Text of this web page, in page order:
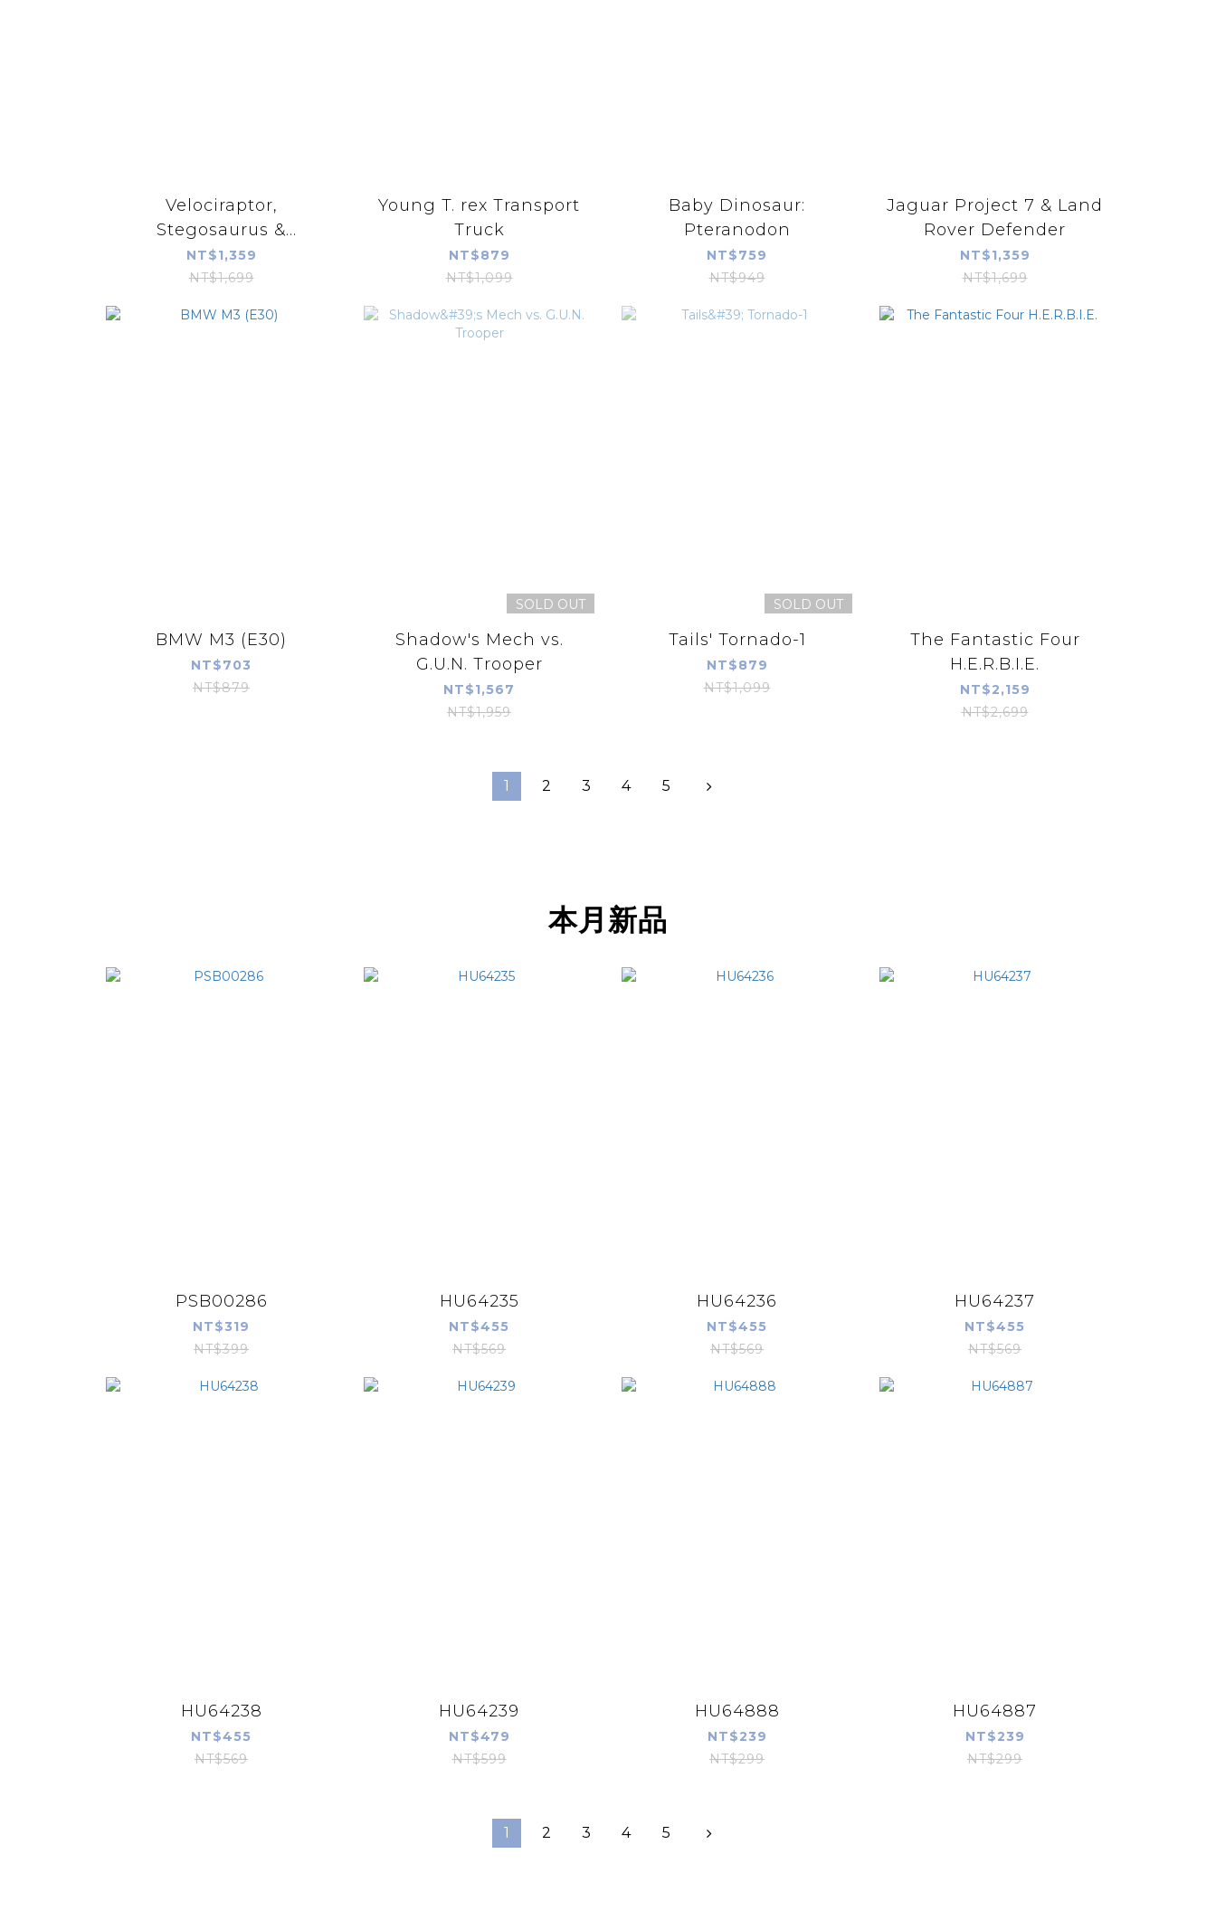
Velociraptor,
Stegosaurus &
Pteranodon R
NT$1,359
NT$1,699
Young T. rex Transport
Truck
NT$879
NT$1,099
Baby Dinosaur:
Pteranodon
NT$759
NT$949
Jaguar Project 7 & Land
Rover Defender
NT$1,359
NT$1,699
BMW M3 (E30)
NT$703
NT$879
SOLD OUT
Shadow's Mech vs.
G.U.N. Trooper
NT$1,567
NT$1,959
SOLD OUT
Tails' Tornado-1
NT$879
NT$1,099
The Fantastic Four
H.E.R.B.I.E.
NT$2,159
NT$2,699
1 2 3 4 5
本月新品
PSB00286
NT$319
NT$399
HU64235
NT$455
NT$569
HU64236
NT$455
NT$569
HU64237
NT$455
NT$569
HU64238
NT$455
NT$569
HU64239
NT$479
NT$599
HU64888
NT$239
NT$299
HU64887
NT$239
NT$299
1 2 3 4 5